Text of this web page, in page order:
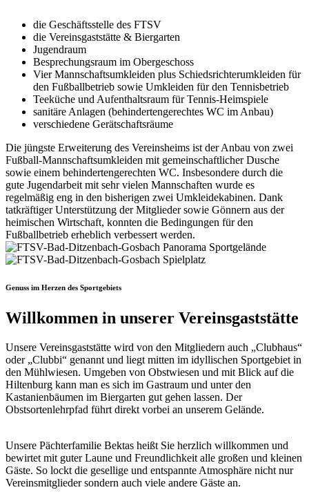
die Geschäftsstelle des FTSV
die Vereinsgaststätte & Biergarten
Jugendraum
Besprechungsraum im Obergeschoss
Vier Mannschaftsumkleiden plus Schiedsrichterumkleiden für
den Fußballbetrieb sowie Umkleiden für den Tennisbetrieb
Teeküche und Aufenthaltsraum für Tennis-Heimspiele
sanitäre Anlagen (behindertengerechtes WC im Anbau)
verschiedene Gerätschaftsräume
Die jüngste Erweiterung des Vereinsheims ist der Anbau von zwei
Fußball-Mannschaftsumkleiden mit gemeinschaftlicher Dusche
sowie einem behindertengerechten WC. Insbesondere durch die
gute Jugendarbeit mit sehr vielen Mannschaften wurde es
regelmäßig eng in den bisherigen zwei Umkleidekabinen. Dank
tatkräftiger Unterstützung der Mitglieder sowie Gönnern aus der
heimischen Wirtschaft, konnten die Bedingungen für den
Fußballbetrieb erheblich verbessert werden.
Genuss im Herzen des Sportgebiets
Willkommen in unserer Vereinsgaststätte
Unsere Vereinsgaststätte wird von den Mitgliedern auch „Clubhaus“
oder „Clubbi“ genannt und liegt mitten im idyllischen Sportgebiet in
den Mühlwiesen. Umgeben von Obstwiesen und mit Blick auf die
Hiltenburg kann man es sich im Gastraum und unter den
Kastanienbäumen im Biergarten gut gehen lassen. Der
Obstsortenlehrpfad führt direkt vorbei an unserem Gelände.
Unsere Pächterfamilie Bektas heißt Sie herzlich willkommen und
bewirtet mit guter Laune und Freundlichkeit alle großen und kleinen
Gäste. So lockt die gesellige und entspannte Atmosphäre nicht nur
Vereinsmitglieder sondern auch viele andere Gäste an.